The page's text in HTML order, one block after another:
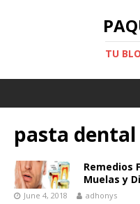
TU
pasta dental
Remedios
Muelas y
June 4, 2018 adhonys